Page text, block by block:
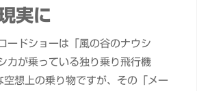
実に
ドショーは「風の谷のナウシ
カが乗っている独り乗り飛行機
空想上の乗り物ですが、その「メー